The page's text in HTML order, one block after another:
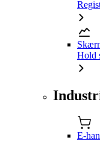
Hold
E-